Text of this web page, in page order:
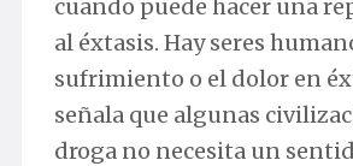
cuando puede hacer una
al éxtasis. Hay seres
sufrimiento o el dolor en
señala que algunas
droga no necesita un